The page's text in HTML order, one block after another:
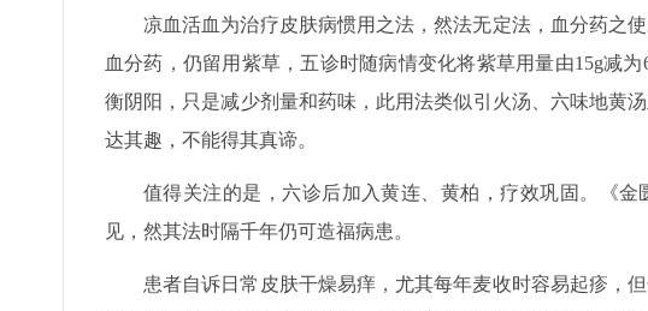
凉血活血为治疗皮肤病惯用之法，然法无定法，血分药之
血分药，仍留用紫草，五诊时随病情变化将紫草用量由15g减
衡阴阳，只是减少剂量和药味，此用法类似引火汤、六味地黄
达其趣，不能得其真谛。
值得关注的是，六诊后加入黄连、黄柏，疗效巩固。《
见，然其法时隔千年仍可造福病患。
患者自诉日常皮肤干燥易痒，尤其每年麦收时容易起疹，